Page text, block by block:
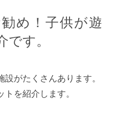
め！子供が遊
です。
がたくさんあります。
を紹介します。